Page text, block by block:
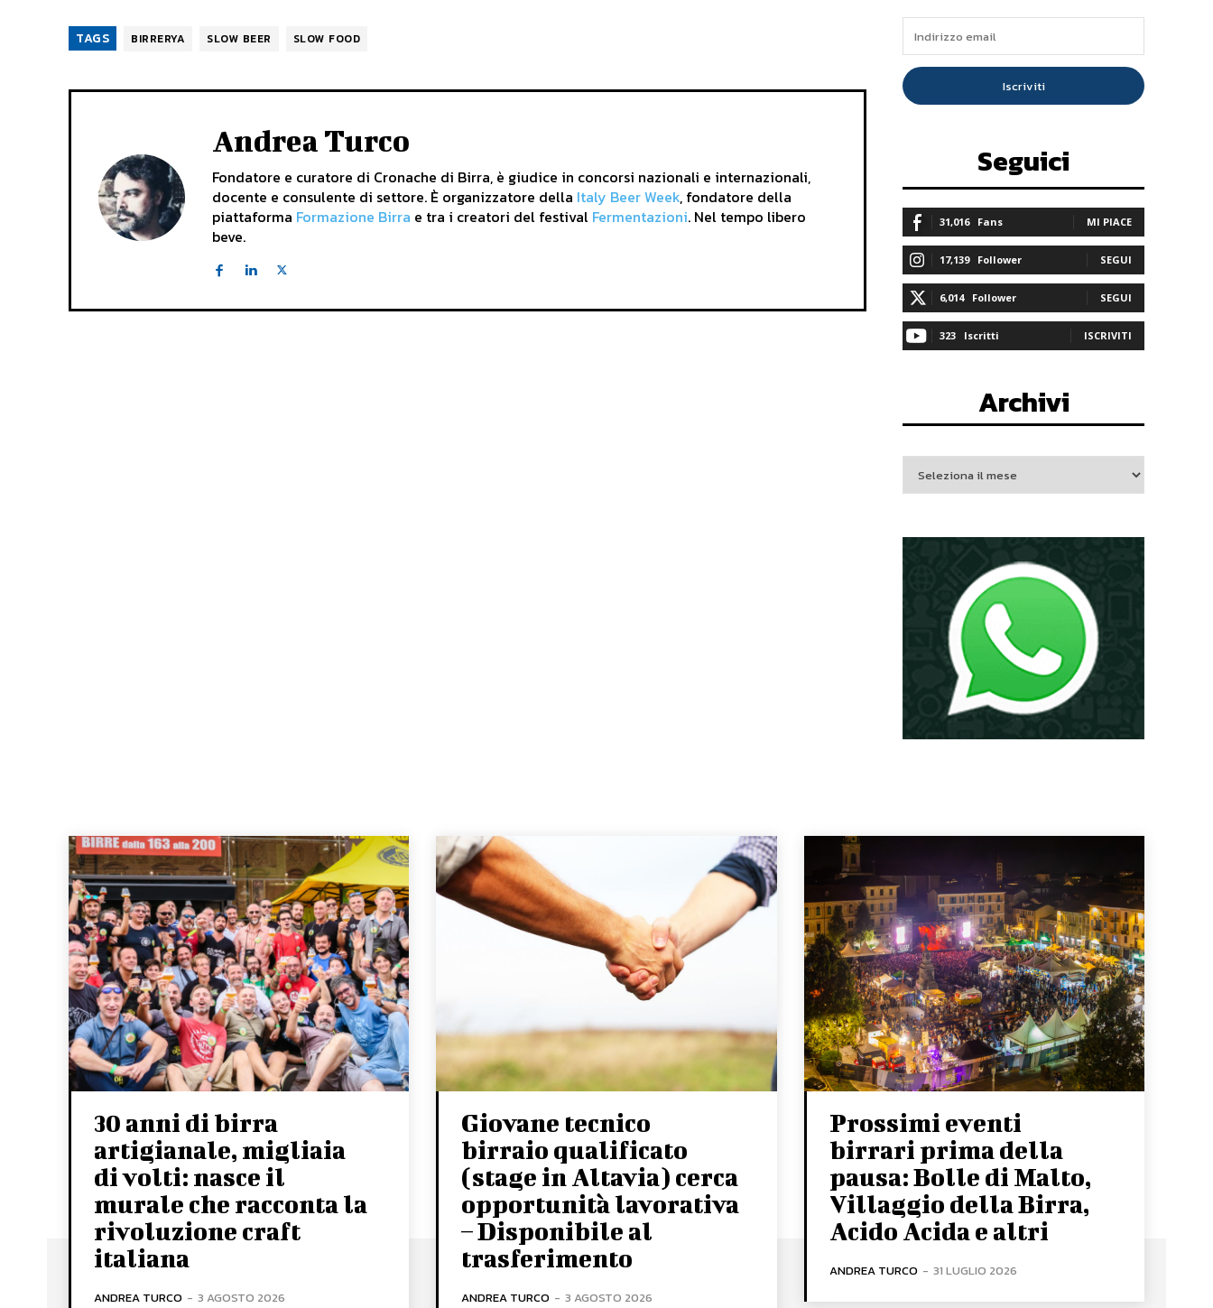
TAGS BIRRERYA SLOW BEER SLOW FOOD
Andrea Turco
Fondatore e curatore di Cronache di Birra, è giudice in concorsi nazionali e internazionali,
docente e consulente di settore. È organizzatore della Italy Beer Week, fondatore della
piattaforma Formazione Birra e tra i creatori del festival Fermentazioni. Nel tempo libero
beve.
Iscriviti
Seguici
31,016 Fans MI PIACE
17,139 Follower SEGUI
6,014 Follower SEGUI
323 Iscritti ISCRIVITI
Archivi
30 anni di birra
artigianale, migliaia
di volti: nasce il
murale che racconta la
rivoluzione craft
italiana
ANDREA TURCO - 3 AGOSTO 2026
Giovane tecnico
birraio qualificato
(stage in Altavia) cerca
opportunità lavorativa
– Disponibile al
trasferimento
ANDREA TURCO - 3 AGOSTO 2026
Prossimi eventi
birrari prima della
pausa: Bolle di Malto,
Villaggio della Birra,
Acido Acida e altri
ANDREA TURCO - 31 LUGLIO 2026